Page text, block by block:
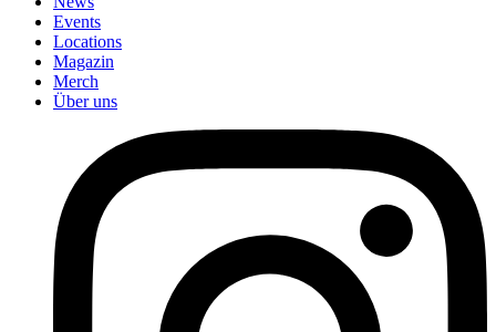
Events
Locations
Magazin
Merch
Über uns